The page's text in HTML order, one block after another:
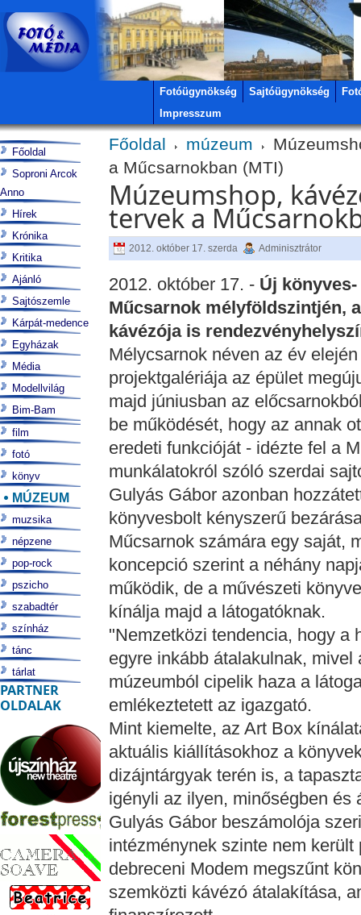
Fotóügynökség Sajtóügynökség
Impresszum
Főoldal múzeum
a Műcsarnokban (MTI)
Múzeumshop,
tervek a
2012. október 17. szerda Adminisztrátor
2012. október 17. - Új
Műcsarnok mélyföldszintjén,
kávézója is
Mélycsarnok néven az év
projektgalériája az épület
majd júniusban az
be működését, hogy az annak
eredeti funkcióját - idézte fel a
munkálatokról szóló szerdai
Gulyás Gábor azonban
könyvesbolt kényszerű
Műcsarnok számára egy saját,
koncepció szerint a néhány
működik, de a művészeti
kínálja majd a látogatóknak.
"Nemzetközi tendencia, hogy a
egyre inkább átalakulnak,
múzeumból cipelik haza a
emlékeztetett az igazgató.
Mint kiemelte, az Art Box
aktuális kiállításokhoz a
dizájntárgyak terén is, a
igényli az ilyen, minőségben és
Gulyás Gábor beszámolója
intézménynek szinte nem
debreceni Modem megszűnt
szemközti kávézó átalakítása,
Főoldal
Soproni Arcok
Anno
Hírek
Krónika
Kritika
Ajánló
Sajtószemle
Kárpát-medence
Egyházak
Média
Modellvilág
Bim-Bam
film
fotó
könyv
MÚZEUM
muzsika
népzene
pop-rock
pszicho
szabadtér
színház
tánc
tárlat
PARTNER
OLDALAK